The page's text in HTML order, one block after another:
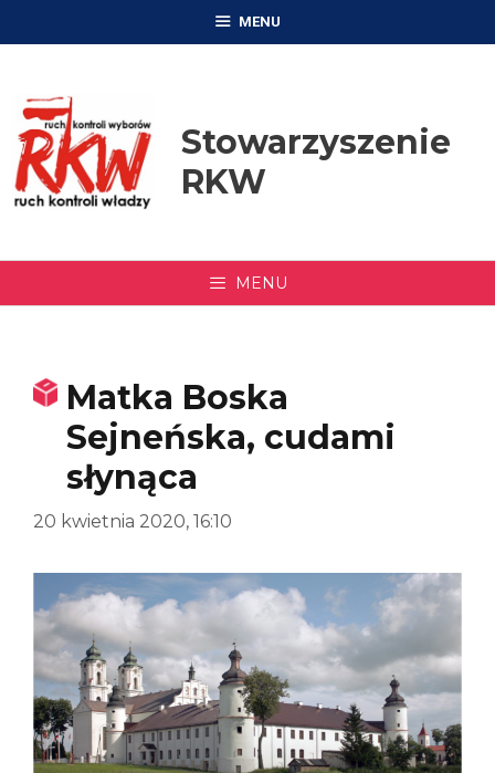
MENU
Stowarzyszenie
RKW
MENU
Matka Boska
Sejneńska, cudami
słynąca
20 kwietnia 2020, 16:10